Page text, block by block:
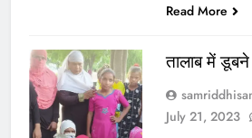
Read More
तालाब में
July 21, 2023